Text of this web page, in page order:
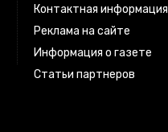
Контактная информация
Реклама на сайте
Информация о газете
Статьи партнеров